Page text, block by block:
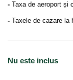
- Taxa de aeroport și
- Taxele de cazare la
Nu este inclus